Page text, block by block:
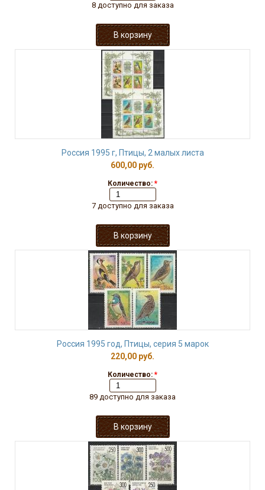
8 доступно для заказа
Россия 1995 г, Птицы, 2 малых листа
600,00 руб.
Количество: *
7 доступно для заказа
Россия 1995 год, Птицы, серия 5 марок
220,00 руб.
Количество: *
89 доступно для заказа